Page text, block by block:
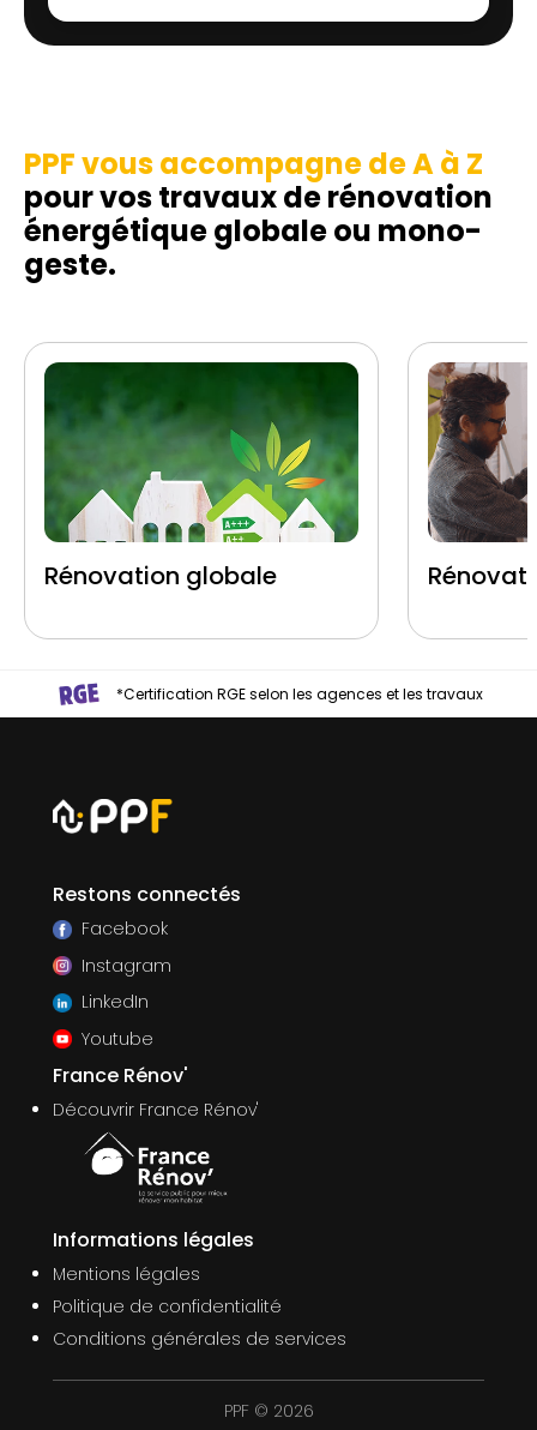
PPF vous accompagne de A à Z
pour vos travaux de rénovation
énergétique globale ou mono-
geste.
Rénovation globale
*Certification RGE selon les agences et les travaux
Restons connectés
Facebook
Instagram
LinkedIn
Youtube
France Rénov'
Découvrir France Rénov'
Informations légales
Mentions légales
Politique de confidentialité
Conditions générales de services
PPF © 2026